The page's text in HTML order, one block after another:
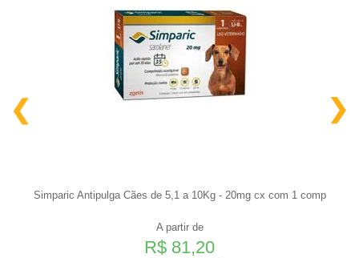
Simparic Antipulga Cães de 5,1 a 10Kg - 20mg cx com 1 comp
A partir de
R$ 81,20